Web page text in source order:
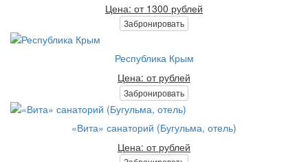
Цена: от 1300 рублей
Забронировать
Республика Крым
Цена: от рублей
Забронировать
«Вита» санаторий (Бугульма, отель)
Цена: от рублей